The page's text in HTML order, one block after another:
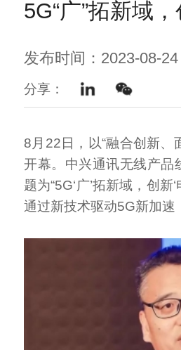
5G“广”拓新域
发布时间：2023-08-24
分享：
8月22日，以“融合创新、
开幕。中兴通讯无线产品
题为“5G‘广’拓新域，创
通过新技术驱动5G新加